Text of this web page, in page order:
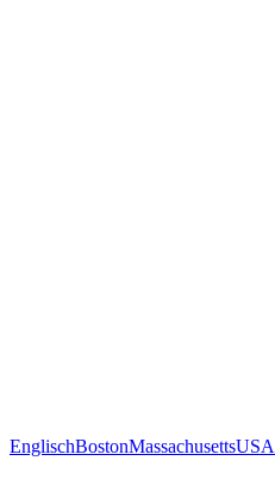
EnglischBostonMassachusettsUSA